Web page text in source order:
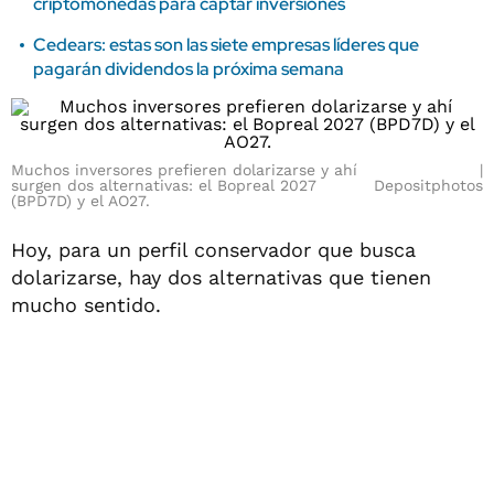
Cedears: estas son las siete empresas líderes que
pagarán dividendos la próxima semana
Muchos inversores prefieren dolarizarse y ahí
surgen dos alternativas: el Bopreal 2027
(BPD7D) y el AO27.
Depositphotos
Hoy, para un perfil conservador que busca
dolarizarse, hay dos alternativas que tienen
mucho sentido.